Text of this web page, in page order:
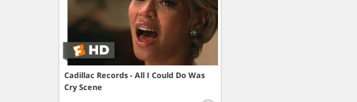
Cadillac Records - All I Could Do Was
Cry Scene